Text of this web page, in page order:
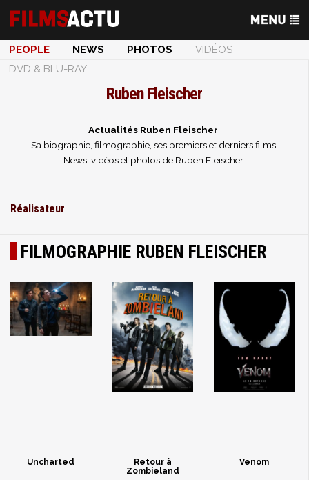
PEOPLE NEWS PHOTOS
VIDÉOS
DVD & BLU-RAY
Ruben Fleischer
Actualités Ruben Fleischer
Sa biographie, filmographie, ses premiers et derniers films.
News, vidéos et photos de Ruben Fleischer.
Réalisateur
FILMOGRAPHIE RUBEN FLEISCHER
Uncharted
Retour à
Zombieland
Venom